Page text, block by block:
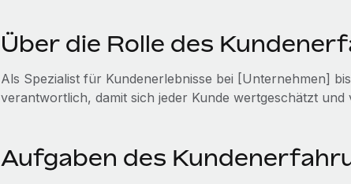
Über die Rolle des
Als Spezialist für Kundenerlebnisse bei [Unternehmen]
verantwortlich, damit sich jeder Kunde wertgeschätzt und
Aufgaben des